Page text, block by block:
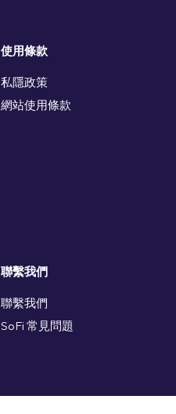
使用條款
私隱政策
網站使用條款
聯繫我們
聯繫我們
SoFi 常見問題